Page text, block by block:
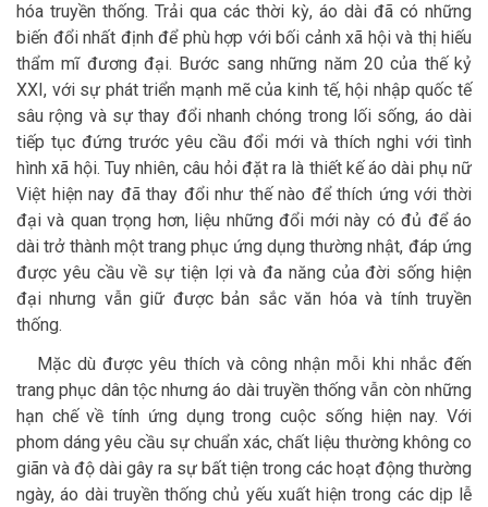
hóa truyền thống. Trải qua các thời kỳ, áo dài đã có những
biến đổi nhất định để phù hợp với bối cảnh xã hội và thị hiếu
thẩm mĩ đương đại. Bước sang những năm 20 của thế kỷ
XXI, với sự phát triển mạnh mẽ của kinh tế, hội nhập quốc tế
sâu rộng và sự thay đổi nhanh chóng trong lối sống, áo dài
tiếp tục đứng trước yêu cầu đổi mới và thích nghi với tình
hình xã hội. Tuy nhiên, câu hỏi đặt ra là thiết kế áo dài phụ nữ
Việt hiện nay đã thay đổi như thế nào để thích ứng với thời
đại và quan trọng hơn, liệu những đổi mới này có đủ để áo
dài trở thành một trang phục ứng dụng thường nhật, đáp ứng
được yêu cầu về sự tiện lợi và đa năng của đời sống hiện
đại nhưng vẫn giữ được bản sắc văn hóa và tính truyền
thống.
Mặc dù được yêu thích và công nhận mỗi khi nhắc đến
trang phục dân tộc nhưng áo dài truyền thống vẫn còn những
hạn chế về tính ứng dụng trong cuộc sống hiện nay. Với
phom dáng yêu cầu sự chuẩn xác, chất liệu thường không co
giãn và độ dài gây ra sự bất tiện trong các hoạt động thường
ngày, áo dài truyền thống chủ yếu xuất hiện trong các dịp lễ